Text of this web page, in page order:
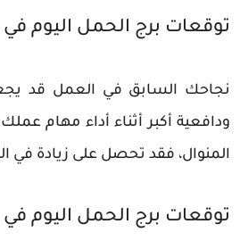
توقعات برج الحمل اليوم
نجاحك السابق في العمل قد
ودافعية أكبر أثناء أداء مهام
المنوال، فقد تحصل على زيادة في
توقعات برج الحمل اليوم